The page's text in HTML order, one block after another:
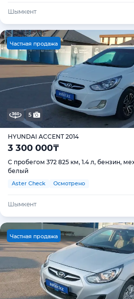
Шымкент
Частная продажа
5
HYUNDAI ACCENT 2014
3 300 000₸
С пробегом 372 825 км, 1.4 л, бензин,
белый
Aster Check Осмотрено
Шымкент
Частная продажа